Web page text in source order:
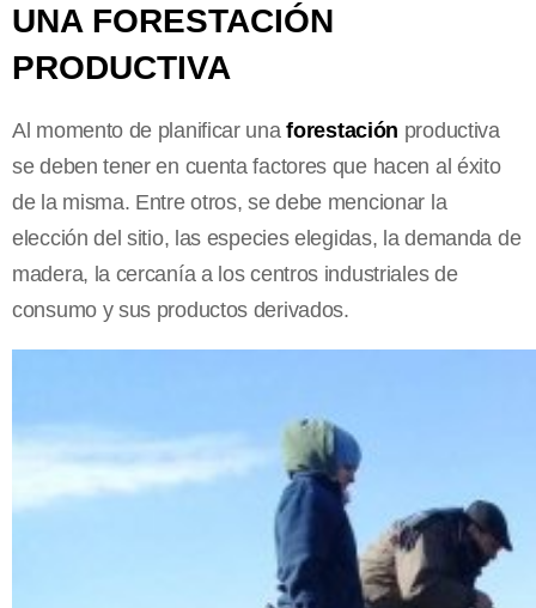
UNA FORESTACIÓN
PRODUCTIVA
Al momento de planificar unaforestación productiva
se deben tener en cuenta factores que hacen al éxito
de la misma. Entre otros, se debe mencionar la
elección del sitio, las especies elegidas, la demanda de
madera, la cercanía a los centros industriales de
consumo y sus productos derivados.